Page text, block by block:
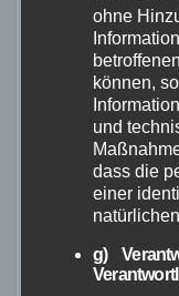
Gepäck-
Leichtes
seinem
trägt
Ein
ist die
ohne
können,
und
dass die
einer
g)